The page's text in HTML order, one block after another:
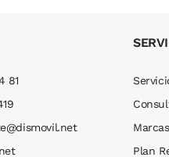
81
Marcas
Plan